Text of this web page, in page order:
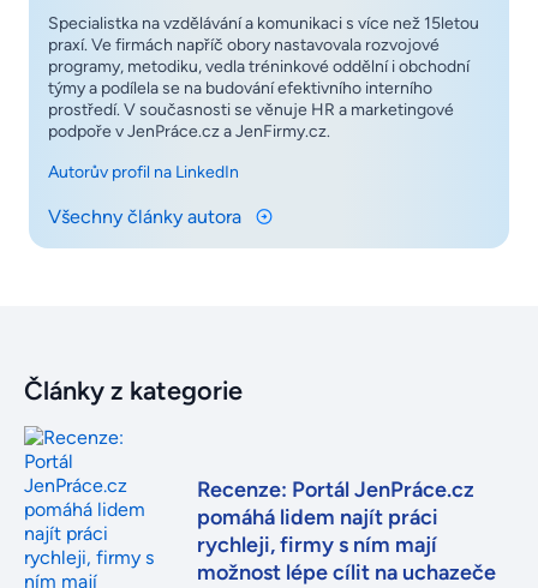
Specialistka na vzdělávání a komunikaci s více než 15letou
praxí. Ve firmách napříč obory nastavovala rozvojové
programy, metodiku, vedla tréninkové oddělní i obchodní
týmy a podílela se na budování efektivního interního
prostředí. V současnosti se věnuje HR a marketingové
podpoře v JenPráce.cz a JenFirmy.cz.
Autorův profil na LinkedIn
Všechny články autora
Články z kategorie
Recenze: Portál JenPráce.cz
pomáhá lidem najít práci
rychleji, firmy s ním mají
možnost lépe cílit na uchazeče